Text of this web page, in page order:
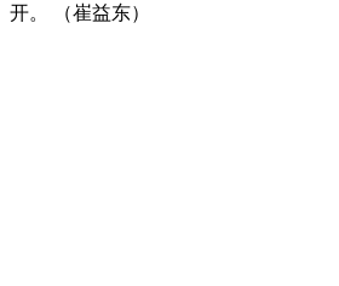
开。 （崔益东）